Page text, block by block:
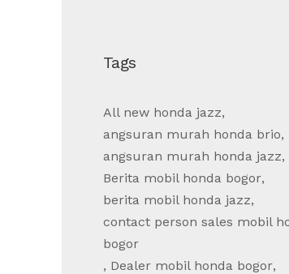
Tags
All new honda jazz,
angsuran murah honda brio,
angsuran murah honda jazz,
Berita mobil honda bogor,
berita mobil honda jazz,
contact person sales mobil
bogor
, Dealer mobil honda bogor,